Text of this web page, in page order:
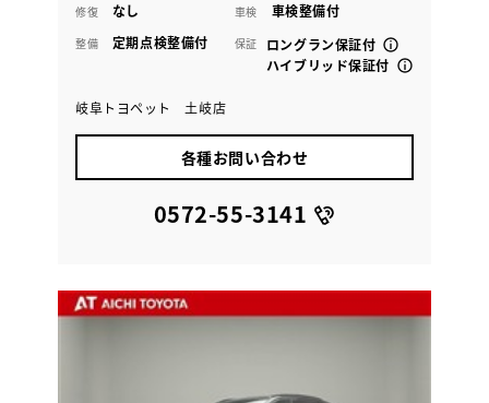
修復 なし 車検 車検整備付
整備 定期点検整備付 保証
ロングラン保証付
ハイブリッド保証付
岐阜トヨペット 土岐店
各種お問い合わせ
0572-55-3141